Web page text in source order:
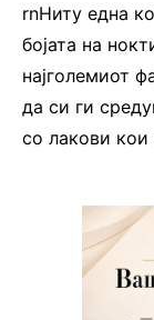
rnНиту една
бојата на
најголемиот
да си ги
со лакови кои